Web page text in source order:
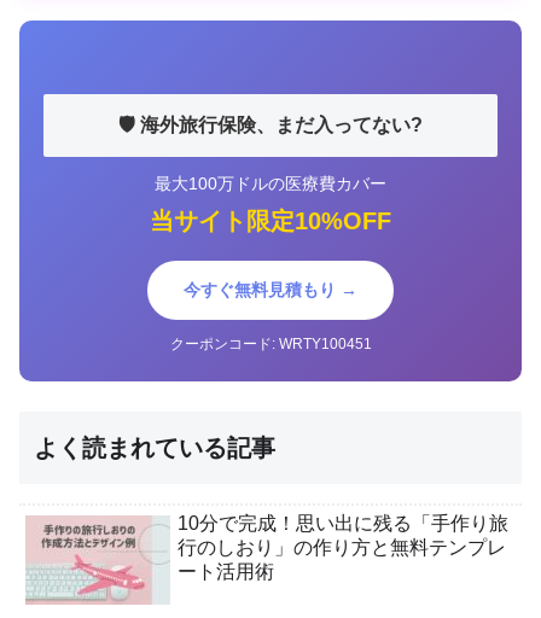
🛡️ 海外旅行保険、まだ入ってない?
最大100万ドルの医療費カバー
当サイト限定10%OFF
今すぐ無料見積もり →
クーポンコード: WRTY100451
よく読まれている記事
10分で完成！思い出に残る「手作り旅
行のしおり」の作り方と無料テンプレ
ート活用術